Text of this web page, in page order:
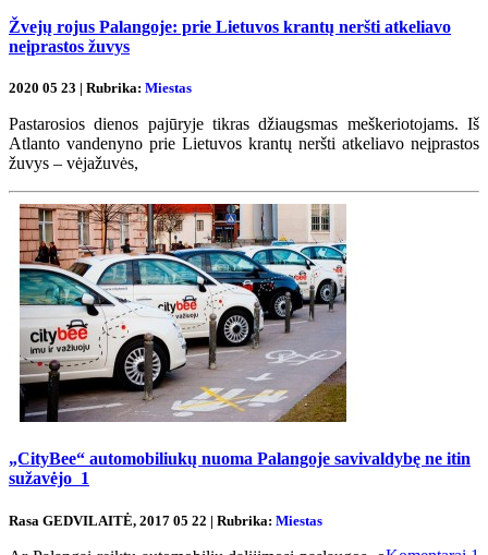
Žvejų rojus Palangoje: prie Lietuvos krantų neršti atkeliavo
neįprastos žuvys
2020 05 23 | Rubrika: Miestas
Pastarosios dienos pajūryje tikras džiaugsmas meškeriotojams. Iš
Atlanto vandenyno prie Lietuvos krantų neršti atkeliavo neįprastos
žuvys – vėjažuvės,
„CityBee“ automobiliukų nuoma Palangoje savivaldybę ne itin
sužavėjo 1
Rasa GEDVILAITĖ, 2017 05 22 | Rubrika: Miestas